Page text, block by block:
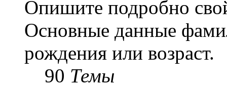
Опишите подробно
Основные данные
рождения или возраст.
90 Темы